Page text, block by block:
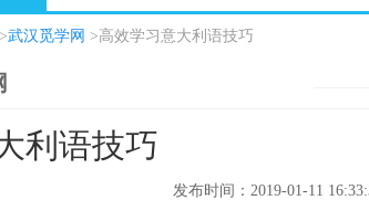
>武汉觅学网 >高效学习意大利语技巧
利语技巧
发布时间： 2019-01-11